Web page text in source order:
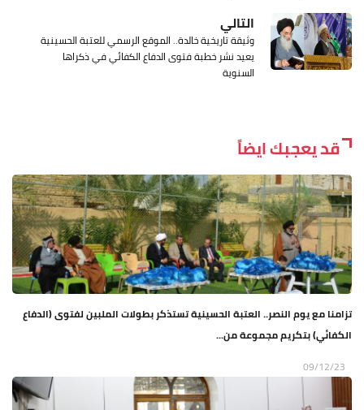
التالي
وثيقة تاريخية خالدة.. الموقع الرسمي للعتبة الحسينية
يعيد نشر خطبة فتوى الدفاع الكفائي في ذكراها
السنوية
قد يعجبك ايضاً
تزامنا مع يوم النصر.. العتبة الحسينية تستذكر بطولات الملبين لفتوى (الدفاع
الكفائي) بتكريم مجموعة من...
09/12/23